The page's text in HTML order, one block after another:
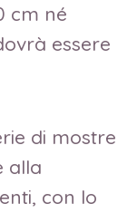
cm né
essere
di mostre
alla
con lo